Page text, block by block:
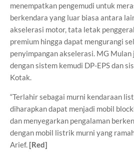
menempatkan pengemudi untuk
berkendara yang luar biasa antara
akselerasi motor, tata letak
premium hingga dapat mengurangi
penyimpangan akselerasi. MG Mulan
dengan sistem kemudi DP-EPS dan
Kotak.
“Terlahir sebagai murni kendaraan
diharapkan dapat menjadi mobil
dan menyegarkan pengalaman
dengan mobil listrik murni yang
Arief. [Red]